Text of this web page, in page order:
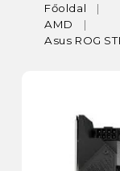
Főoldal
AMD
Asus ROG